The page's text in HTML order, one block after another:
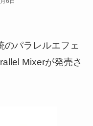
パラレルエフェ
Mixerが発売さ